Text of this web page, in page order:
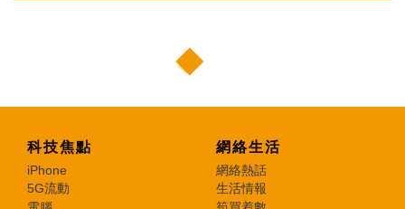
科技焦點
iPhone
5G流動
網絡生活
網絡熱話
生活情報